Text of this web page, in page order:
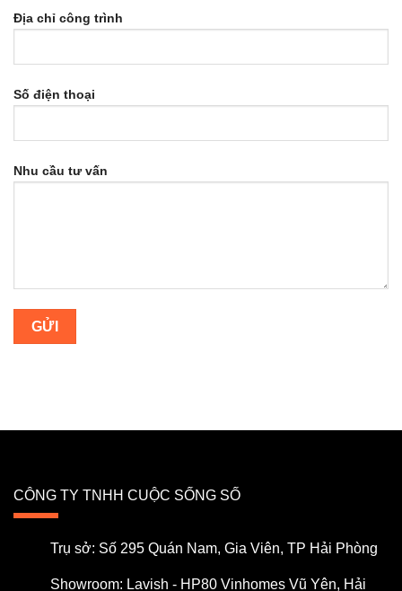
Địa chỉ công trình
Số điện thoại
Nhu cầu tư vấn
CÔNG TY TNHH CUỘC SỐNG SỐ
Trụ sở: Số 295 Quán Nam, Gia Viên, TP Hải Phòng
Showroom: Lavish - HP80 Vinhomes Vũ Yên, Hải